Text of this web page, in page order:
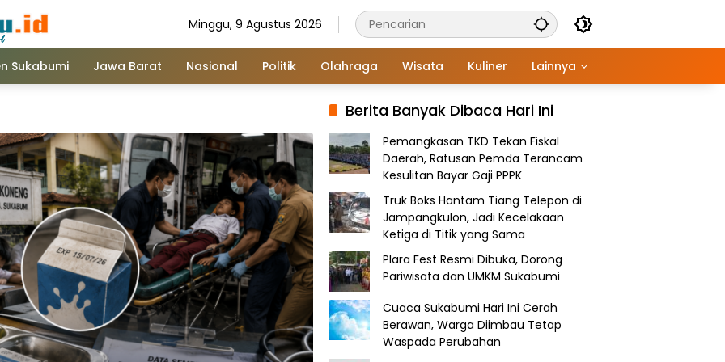
Minggu, 9 Agustus 2026
Sukabumi Jawa Barat Nasional Politik Olahraga Wisata Kuliner Lainnya
Berita Banyak Dibaca Hari Ini
Pemangkasan TKD Tekan Fiskal
Daerah, Ratusan Pemda Terancam
Kesulitan Bayar Gaji PPPK
Truk Boks Hantam Tiang Telepon di
Jampangkulon, Jadi Kecelakaan
Ketiga di Titik yang Sama
Plara Fest Resmi Dibuka, Dorong
Pariwisata dan UMKM Sukabumi
Cuaca Sukabumi Hari Ini Cerah
Berawan, Warga Diimbau Tetap
Waspada Perubahan